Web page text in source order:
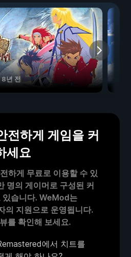
8년 전
하게 게임을 커
세요
하게 무료로 이용할 수 있
명의 게이머로 구성된 커
있습니다. WeMod는
의 지원으로 운영됩니다.
를 확인해 보세요.
에서 치트를